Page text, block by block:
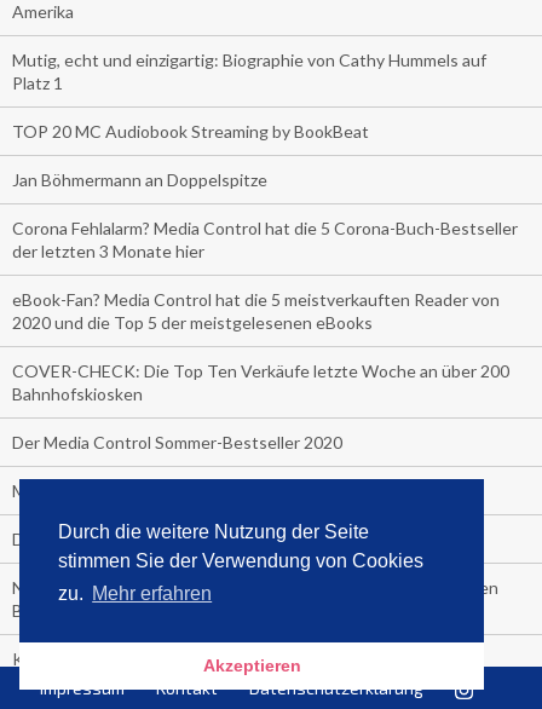
Durch die weitere Nutzung der Seite
stimmen Sie der Verwendung von Cookies
zu. Mehr erfahren
Akzeptieren
Amerika
Mutig, echt und einzigartig: Biographie von Cathy Hummels auf
Platz 1
TOP 20 MC Audiobook Streaming by BookBeat
Jan Böhmermann an Doppelspitze
Corona Fehlalarm? Media Control hat die 5 Corona-Buch-Bestseller
der letzten 3 Monate hier
eBook-Fan? Media Control hat die 5 meistverkauften Reader von
2020 und die Top 5 der meistgelesenen eBooks
COVER-CHECK: Die Top Ten Verkäufe letzte Woche an über 200
Bahnhofskiosken
Der Media Control Sommer-Bestseller 2020
Media Control präsentiert den Sommerhit 2020
Die Bitch macht sich nackig aus Freude über die Nummer 1
Neu bei Media Control: Die meistverkauften Zeitschriften in den
Bahnhofshops Deutschlands!
Klaus-Peter Wolf ist Halbjahressieger 2020
Impressum Kontakt Datenschutzerklärung